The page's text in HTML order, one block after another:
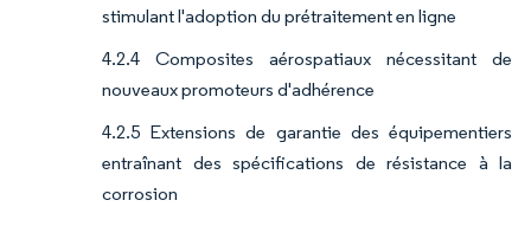
stimulant l'adoption du prétraitement en ligne
4.2.4 Composites aérospatiaux nécessitant de
nouveaux promoteurs d'adhérence
4.2.5 Extensions de garantie des équipementiers
entraînant des spécifications de résistance à la
corrosion